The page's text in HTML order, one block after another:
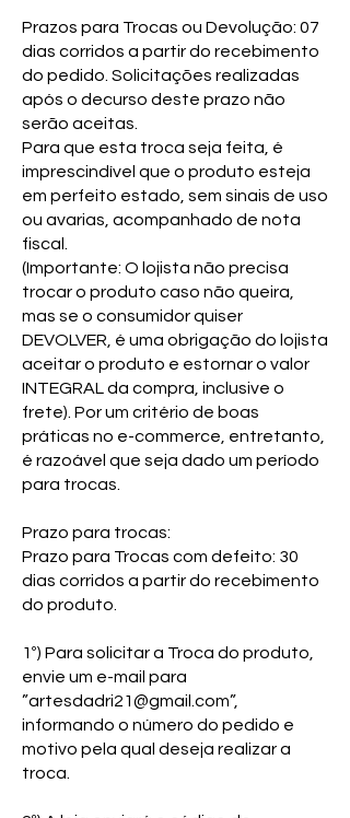
Prazos para Trocas ou Devolução: 07
dias corridos a partir do recebimento
do pedido. Solicitações realizadas
após o decurso deste prazo não
serão aceitas.
Para que esta troca seja feita, é
imprescindível que o produto esteja
em perfeito estado, sem sinais de uso
ou avarias, acompanhado de nota
fiscal.
(Importante: O lojista não precisa
trocar o produto caso não queira,
mas se o consumidor quiser
DEVOLVER, é uma obrigação do lojista
aceitar o produto e estornar o valor
INTEGRAL da compra, inclusive o
frete). Por um critério de boas
práticas no e-commerce, entretanto,
é razoável que seja dado um período
para trocas.
Prazo para trocas:
Prazo para Trocas com defeito: 30
dias corridos a partir do recebimento
do produto.
1º) Para solicitar a Troca do produto,
envie um e-mail para
”artesdadri21@gmail.com”,
informando o número do pedido e
motivo pela qual deseja realizar a
troca.